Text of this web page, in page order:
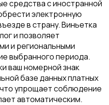
средства с иностранной
электронную
в страну. Виньетка
и позволяет
и региональными
выбранного периода.
ваш номерной знак
базе данных платных
упрощает соблюдение
автоматическим.